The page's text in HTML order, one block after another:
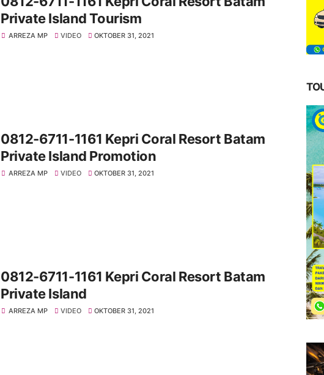
Private Island Tourism
ARREZA MP VIDEO OKTOBER 31, 2021
0812-6711-1161 Kepri Coral Resort Batam
Private Island Promotion
ARREZA MP VIDEO OKTOBER 31, 2021
0812-6711-1161 Kepri Coral Resort Batam
Private Island
ARREZA MP VIDEO OKTOBER 31, 2021